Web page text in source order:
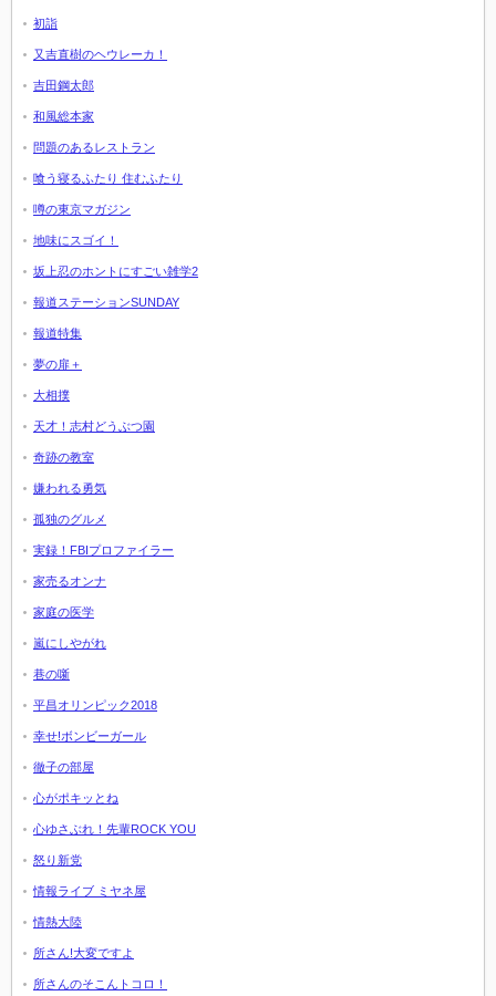
初詣
又吉直樹のヘウレーカ！
吉田鋼太郎
和風総本家
問題のあるレストラン
喰う寝るふたり 住むふたり
噂の東京マガジン
地味にスゴイ！
坂上忍のホントにすごい雑学2
報道ステーションSUNDAY
報道特集
夢の扉＋
大相撲
天才！志村どうぶつ園
奇跡の教室
嫌われる勇気
孤独のグルメ
実録！FBIプロファイラー
家売るオンナ
家庭の医学
嵐にしやがれ
巷の噺
平昌オリンピック2018
幸せ!ボンビーガール
徹子の部屋
心がポキッとね
心ゆさぶれ！先輩ROCK YOU
怒り新党
情報ライブ ミヤネ屋
情熱大陸
所さん!大変ですよ
所さんのそこんトコロ！